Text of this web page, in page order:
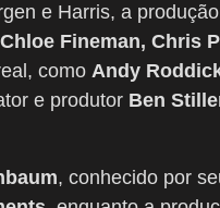
e Harris, a
Fineman, Chris
como Andy
e produtor Ben
, conhecido por